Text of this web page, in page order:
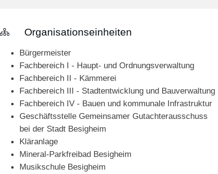
Organisationseinheiten
Bürgermeister
Fachbereich I - Haupt- und Ordnungsverwaltung
Fachbereich II - Kämmerei
Fachbereich III - Stadtentwicklung und Bauverwaltung
Fachbereich IV - Bauen und kommunale Infrastruktur
Geschäftsstelle Gemeinsamer Gutachterausschuss
bei der Stadt Besigheim
Kläranlage
Mineral-Parkfreibad Besigheim
Musikschule Besigheim